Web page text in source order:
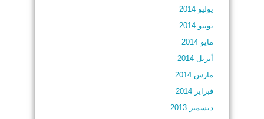
يوليو 2014
يونيو 2014
مايو 2014
أبريل 2014
مارس 2014
فبراير 2014
ديسمبر 2013